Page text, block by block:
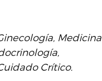
Medicina
Crítico.